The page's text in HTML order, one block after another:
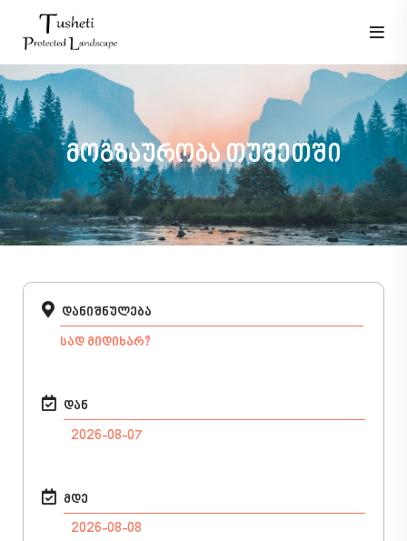
მოგზაურობა თუშეთში
დანიშნულება
დან
მდე